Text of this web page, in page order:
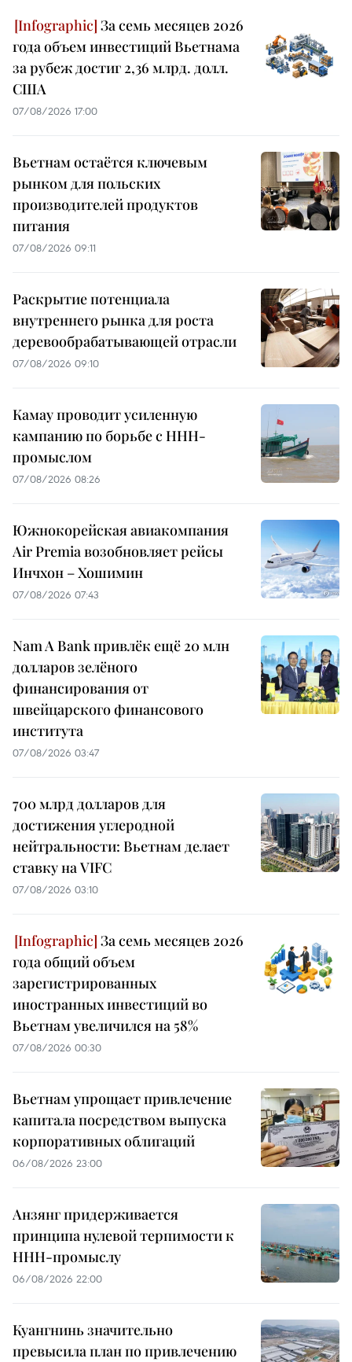
За семь месяцев 2026
года объем инвестиций Вьетнама
за рубеж достиг 2,36 млрд. долл.
США
07/08/2026 17:00
Вьетнам остаётся ключевым
рынком для польских
производителей продуктов
питания
07/08/2026 09:11
Раскрытие потенциала
внутреннего рынка для роста
деревообрабатывающей отрасли
07/08/2026 09:10
Камау проводит усиленную
кампанию по борьбе с ННН-
промыслом
07/08/2026 08:26
Южнокорейская авиакомпания
Air Premia возобновляет рейсы
Инчхон – Хошимин
07/08/2026 07:43
Nam A Bank привлёк ещё 20 млн
долларов зелёного
финансирования от
швейцарского финансового
института
07/08/2026 03:47
700 млрд долларов для
достижения углеродной
нейтральности: Вьетнам делает
ставку на VIFC
07/08/2026 03:10
За семь месяцев 2026
года общий объем
зарегистрированных
иностранных инвестиций во
Вьетнам увеличился на 58%
07/08/2026 00:30
Вьетнам упрощает привлечение
капитала посредством выпуска
корпоративных облигаций
06/08/2026 23:00
Анзянг придерживается
принципа нулевой терпимости к
ННН-промыслу
06/08/2026 22:00
Куангнинь значительно
превысила план по привлечению